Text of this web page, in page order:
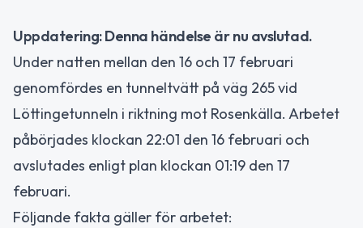
Uppdatering: Denna händelse är nu avslutad.
Under natten mellan den 16 och 17 februari
genomfördes en tunneltvätt på väg 265 vid
Löttingetunneln i riktning mot Rosenkälla. Arbetet
påbörjades klockan 22:01 den 16 februari och
avslutades enligt plan klockan 01:19 den 17
februari.
Följande fakta gäller för arbetet: